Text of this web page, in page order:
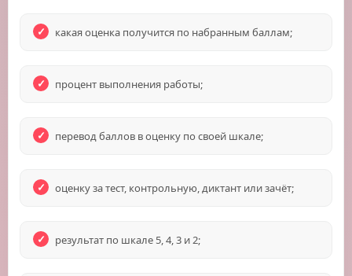
какая оценка получится по набранным баллам;
процент выполнения работы;
перевод баллов в оценку по своей шкале;
оценку за тест, контрольную, диктант или зачёт;
результат по шкале 5, 4, 3 и 2;